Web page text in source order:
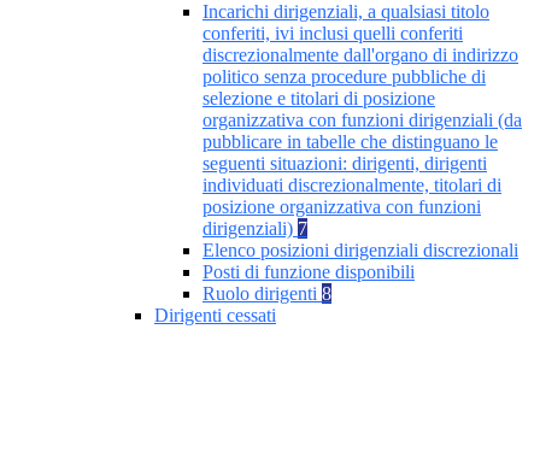
Incarichi dirigenziali, a qualsiasi titolo
conferiti, ivi inclusi quelli conferiti
discrezionalmente dall'organo di indirizzo
politico senza procedure pubbliche di
selezione e titolari di posizione
organizzativa con funzioni dirigenziali (da
pubblicare in tabelle che distinguano le
seguenti situazioni: dirigenti, dirigenti
individuati discrezionalmente, titolari di
posizione organizzativa con funzioni
dirigenziali) 7
Elenco posizioni dirigenziali discrezionali
Posti di funzione disponibili
Ruolo dirigenti 8
Dirigenti cessati